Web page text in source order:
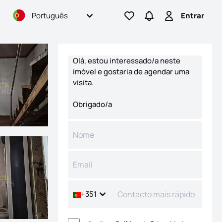
Português Ir para os favoritos
Ir para pesquisas
Entrar
Entrar
+351